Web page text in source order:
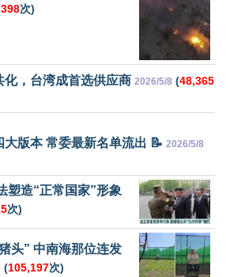
次)
化，台湾成首选供应商 2026/5/8 (48,365
版本 常委最新名单流出 📝 2026/5/8
塑造“正常国家”形象
次)
头” 中南海那位连发
(105,197次)